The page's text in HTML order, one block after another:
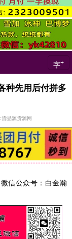
字+
种先用后付拼多
品源货源网
信公众号：白金瀚